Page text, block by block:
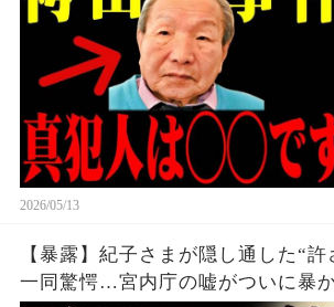
2026/05/13
【暴露】紀子さまが隠し通した“
一同驚愕…宮内庁の嘘がついに暴か